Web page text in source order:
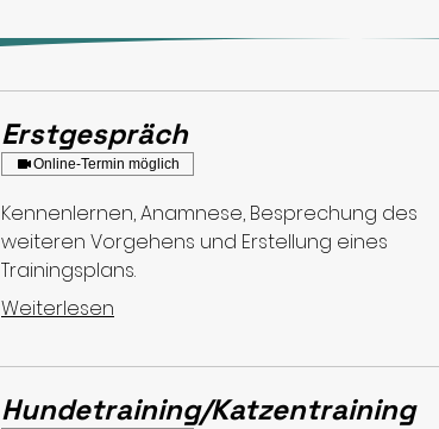
Erstgespräch
Online-Termin möglich
Kennenlernen, Anamnese, Besprechung des
weiteren Vorgehens und Erstellung eines
Trainingsplans.
Weiterlesen
Hundetraining/Katzentraining